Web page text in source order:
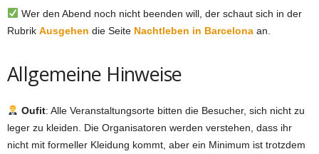
Wer den Abend noch nicht beenden will, der schaut sich in der
Rubrik Ausgehen die Seite Nachtleben in Barcelona an.
Allgemeine Hinweise
Oufit: Alle Veranstaltungsorte bitten die Besucher, sich nicht zu
leger zu kleiden. Die Organisatoren werden verstehen, dass ihr
nicht mit formeller Kleidung kommt, aber ein Minimum ist trotzdem